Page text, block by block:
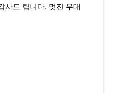
사드 립니다. 멋진 무대